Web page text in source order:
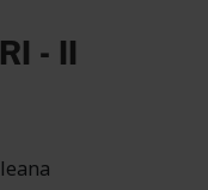
- II